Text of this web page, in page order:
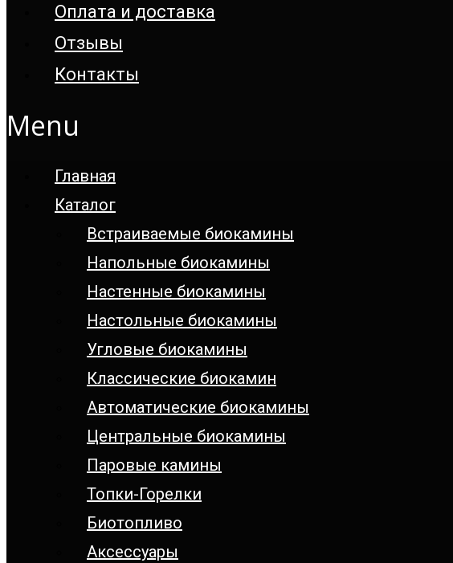
Оплата и доставка
Отзывы
Контакты
Menu
Главная
Каталог
Встраиваемые биокамины
Напольные биокамины
Настенные биокамины
Настoльные биокамины
Угловые биокамины
Классические биокамин
Автоматические биокамины
Центральные биокамины
Паровые камины
Топки-Горелки
Биотопливо
Аксессуары